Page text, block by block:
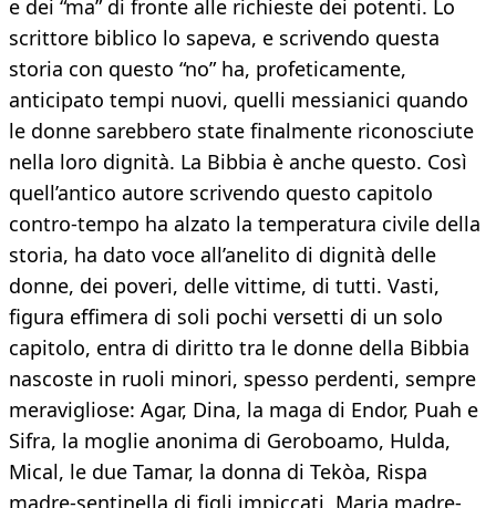
e dei “ma” di fronte alle richieste dei potenti. Lo
scrittore biblico lo sapeva, e scrivendo questa
storia con questo “no” ha, profeticamente,
anticipato tempi nuovi, quelli messianici quando
le donne sarebbero state finalmente riconosciute
nella loro dignità. La Bibbia è anche questo. Così
quell’antico autore scrivendo questo capitolo
contro-tempo ha alzato la temperatura civile della
storia, ha dato voce all’anelito di dignità delle
donne, dei poveri, delle vittime, di tutti. Vasti,
figura effimera di soli pochi versetti di un solo
capitolo, entra di diritto tra le donne della Bibbia
nascoste in ruoli minori, spesso perdenti, sempre
meravigliose: Agar, Dina, la maga di Endor, Puah e
Sifra, la moglie anonima di Geroboamo, Hulda,
Mical, le due Tamar, la donna di Tekòa, Rispa
madre-sentinella di figli impiccati, Maria madre-